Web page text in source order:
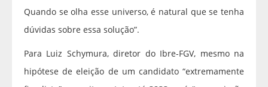
Quando se olha esse universo, é natural que se tenha
dúvidas sobre essa solução”.
Para Luiz Schymura, diretor do Ibre-FGV, mesmo na
hipótese de eleição de um candidato “extremamente